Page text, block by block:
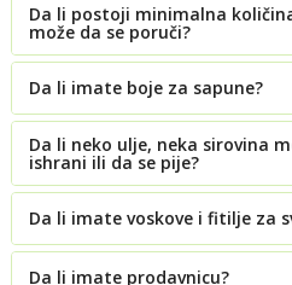
Da li postoji minimalna
može da se poruči?
Da li imate boje za sapune?
Da li neko ulje, neka sirovina
ishrani ili da se pije?
Da li imate voskove i fitilje za
Da li imate prodavnicu?